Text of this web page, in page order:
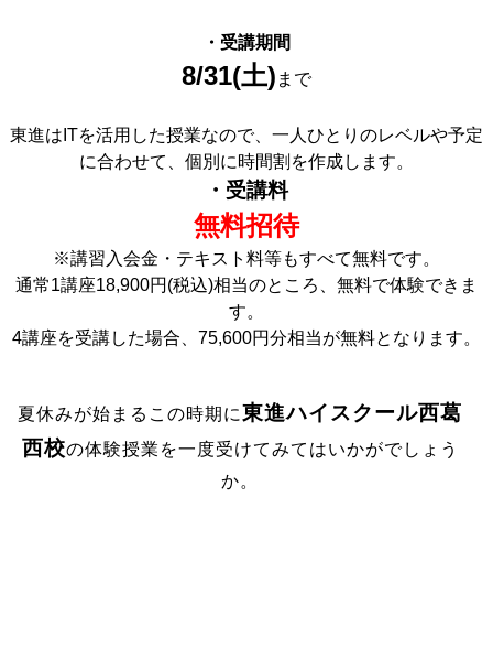
・受講期間
8/31(土) まで
東進はITを活用した授業なので、一人ひとりのレベルや予定
に合わせて、個別に時間割を作成します。
・受講料
無料招待
※講習入会金・テキスト料等もすべて無料です。
通常1講座18,900円(税込)相当のところ、無料で体験できま
す。
4講座を受講した場合、75,600円分相当が無料となります。
夏休みが始まるこの時期に 東進ハイスクール西葛
西校の体験授業を一度受けてみてはいかがでしょう
か。